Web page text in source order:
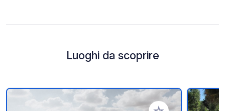
Luoghi da scoprire